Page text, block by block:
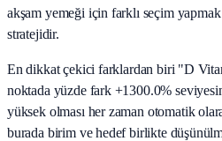
akşam yemeği için farklı seçim
stratejidir.
En dikkat çekici farklardan biri "D
noktada yüzde fark +1300.0%
yüksek olması her zaman otomatik
burada birim ve hedef birlikte